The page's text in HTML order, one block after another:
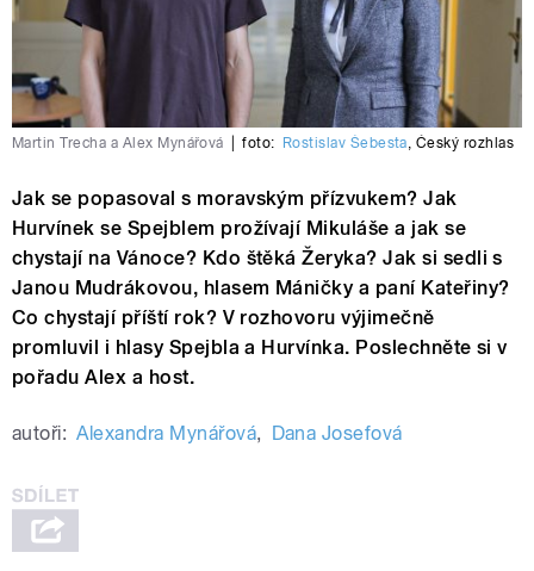
Martin Trecha a Alex Mynářová foto: Rostislav Šebesta Český rozhlas
Jak se popasoval s moravským přízvukem? Jak
Hurvínek se Spejblem prožívají Mikuláše a jak se
chystají na Vánoce? Kdo štěká Žeryka? Jak si sedli s
Janou Mudrákovou, hlasem Máničky a paní Kateřiny?
Co chystají příští rok? V rozhovoru výjimečně
promluvil i hlasy Spejbla a Hurvínka. Poslechněte si v
pořadu Alex a host.
autoři: Alexandra Mynářová, Dana Josefová